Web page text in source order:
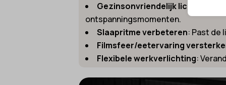
Gezinsonvriendelijk
ontspanningsmomenten.
Slaapritme verbeteren: Past de
Filmsfeer/eetervaring
Flexibele werkverlichting:
_ga